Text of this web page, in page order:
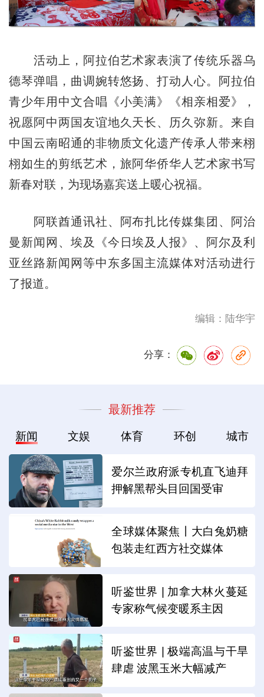
活动上，阿拉伯艺术家表演了传统乐器乌
德琴弹唱，曲调婉转悠扬、打动人心。阿拉伯
青少年用中文合唱《小美满》《相亲相爱》，
祝愿阿中两国友谊地久天长、历久弥新。来自
中国云南昭通的非物质文化遗产传承人带来栩
栩如生的剪纸艺术，旅阿华侨华人艺术家书写
新春对联，为现场嘉宾送上暖心祝福。
阿联酋通讯社、阿布扎比传媒集团、阿治
曼新闻网、埃及《今日埃及人报》、阿尔及利
亚丝路新闻网等中东多国主流媒体对活动进行
了报道。
编辑：陆华宇
分享：
最新推荐
新闻 文娱 体育 环创 城市
爱尔兰政府派专机直飞迪拜
押解黑帮头目回国受审
全球媒体聚焦丨大白兔奶糖
包装走红西方社交媒体
听鉴世界 | 加拿大林火蔓延
专家称气候变暖系主因
听鉴世界 | 极端高温与干旱
肆虐 波黑玉米大幅减产